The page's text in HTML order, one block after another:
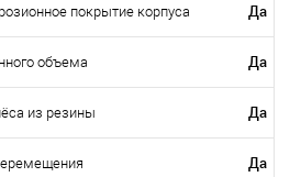
покрытие корпуса Да
объема Да
из резины Да
Да